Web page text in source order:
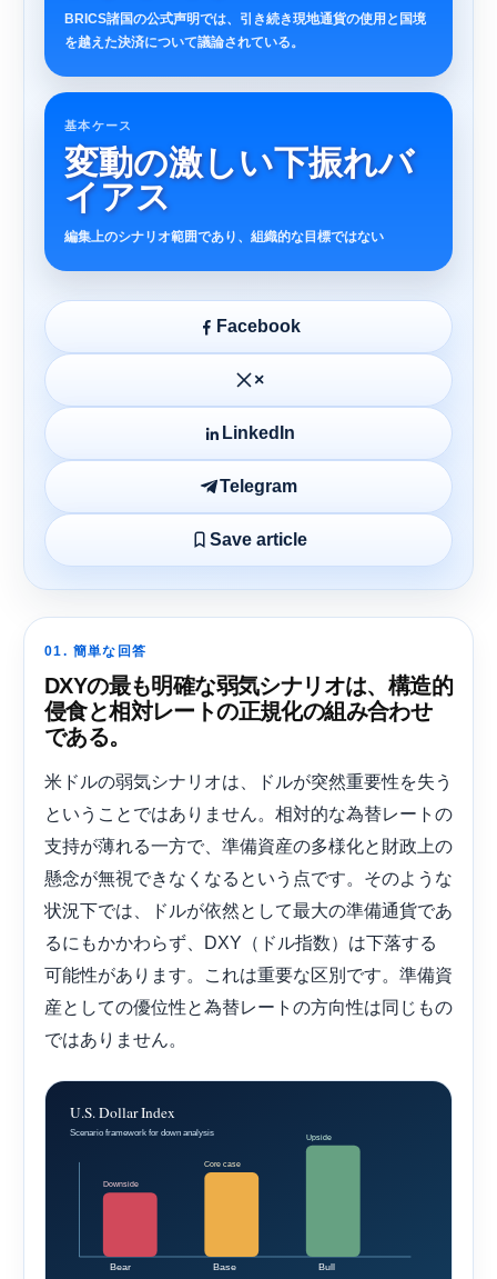
BRICS諸国の公式声明では、引き続き現地通貨の使用と国境
を越えた決済について議論されている。
基本ケース
変動の激しい下振れバ
イアス
編集上のシナリオ範囲であり、組織的な目標ではない
Facebook
×
LinkedIn
Telegram
Save article
01. 簡単な回答
DXYの最も明確な弱気シナリオは、構造的
侵食と相対レートの正規化の組み合わせ
である。
米ドルの弱気シナリオは、ドルが突然重要性を失う
ということではありません。相対的な為替レートの
支持が薄れる一方で、準備資産の多様化と財政上の
懸念が無視できなくなるという点です。そのような
状況下では、ドルが依然として最大の準備通貨であ
るにもかかわらず、DXY（ドル指数）は下落する
可能性があります。これは重要な区別です。準備資
産としての優位性と為替レートの方向性は同じもの
ではありません。